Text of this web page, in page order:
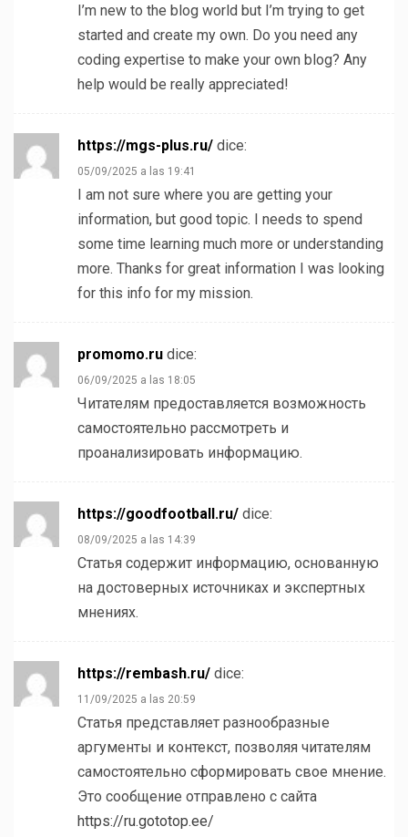
I’m new to the blog world but I’m trying to get
started and create my own. Do you need any
coding expertise to make your own blog? Any
help would be really appreciated!
https://mgs-plus.ru/ dice:
05/09/2025 a las 19:41
I am not sure where you are getting your
information, but good topic. I needs to spend
some time learning much more or understanding
more. Thanks for great information I was looking
for this info for my mission.
promomo.ru dice:
06/09/2025 a las 18:05
Читателям предоставляется возможность
самостоятельно рассмотреть и
проанализировать информацию.
https://goodfootball.ru/ dice:
08/09/2025 a las 14:39
Статья содержит информацию, основанную
на достоверных источниках и экспертных
мнениях.
https://rembash.ru/ dice:
11/09/2025 a las 20:59
Статья представляет разнообразные
аргументы и контекст, позволяя читателям
самостоятельно сформировать свое мнение.
Это сообщение отправлено с сайта
https://ru.gototop.ee/